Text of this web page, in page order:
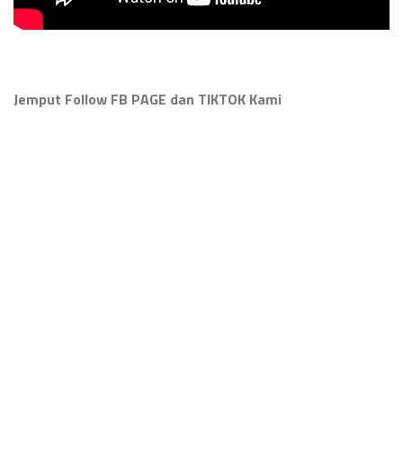
Jemput Follow FB PAGE dan TIKTOK Kami